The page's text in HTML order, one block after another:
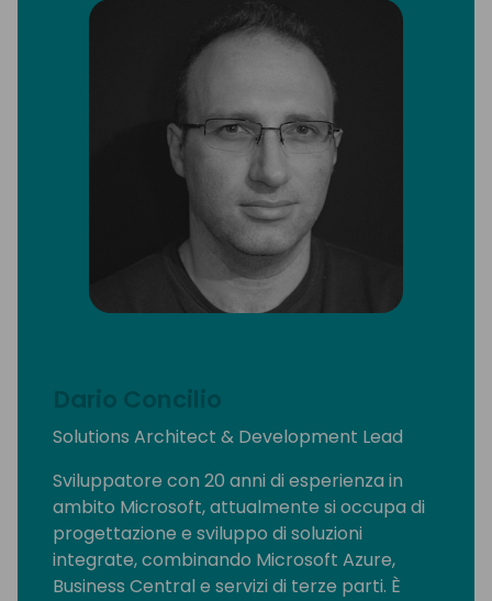
Dario Concilio
Solutions Architect & Development Lead
Sviluppatore con 20 anni di esperienza in
ambito Microsoft, attualmente si occupa di
progettazione e sviluppo di soluzioni
integrate, combinando Microsoft Azure,
Business Central e servizi di terze parti. È